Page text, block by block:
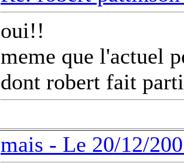
oui!!
meme que l'actuel
dont robert fait
mais - Le 20/12/